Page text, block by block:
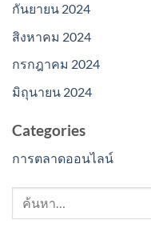
กันยายน 2024
สิงหาคม 2024
กรกฎาคม 2024
มิถุนายน 2024
Categories
การตลาดออนไลน์